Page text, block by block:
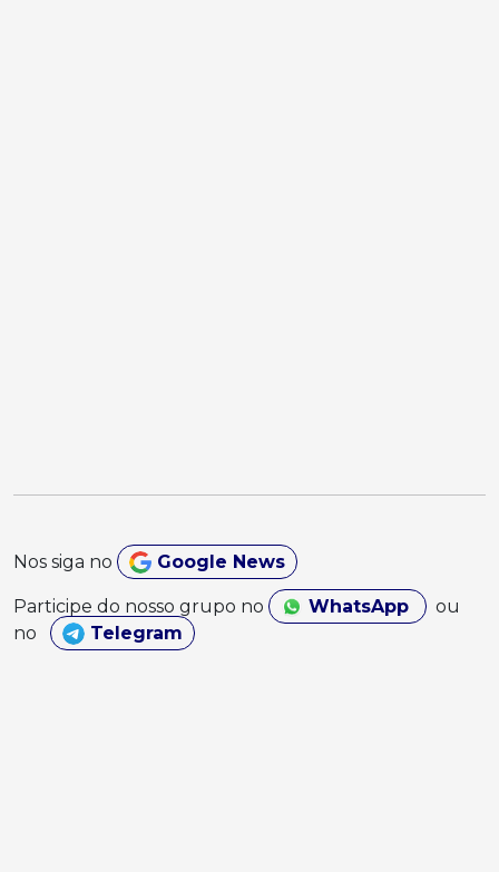
Nos siga no Google News
Participe do nosso grupo no WhatsApp
ou
no
Telegram